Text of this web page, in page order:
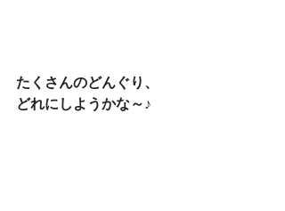
たくさんのどんぐり、
どれにしようかな～♪